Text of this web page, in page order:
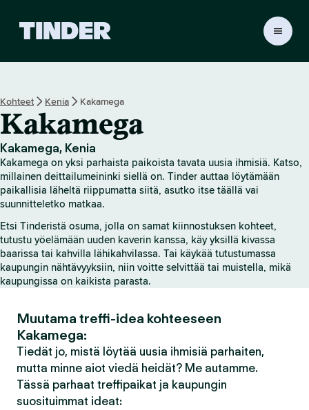
r
n
l
o
i
s
s
i
v
u
Kohteet Kenia Kakamega
Kakamega
Kakamega, Kenia
Kakamega on yksi parhaista paikoista tavata uusia ihmisiä. Katso,
millainen deittailumeininki siellä on. Tinder auttaa löytämään
paikallisia läheltä riippumatta siitä, asutko itse täällä vai
suunnitteletko matkaa.
Etsi Tinderistä osuma, jolla on samat kiinnostuksen kohteet,
tutustu yöelämään uuden kaverin kanssa, käy yksillä kivassa
baarissa tai kahvilla lähikahvilassa. Tai käykää tutustumassa
kaupungin nähtävyyksiin, niin voitte selvittää tai muistella, mikä
kaupungissa on kaikista parasta.
Muutama treffi-idea kohteeseen
Kakamega:
Tiedät jo, mistä löytää uusia ihmisiä parhaiten,
mutta minne aiot viedä heidät? Me autamme.
Tässä parhaat treffipaikat ja kaupungin
suosituimmat ideat: